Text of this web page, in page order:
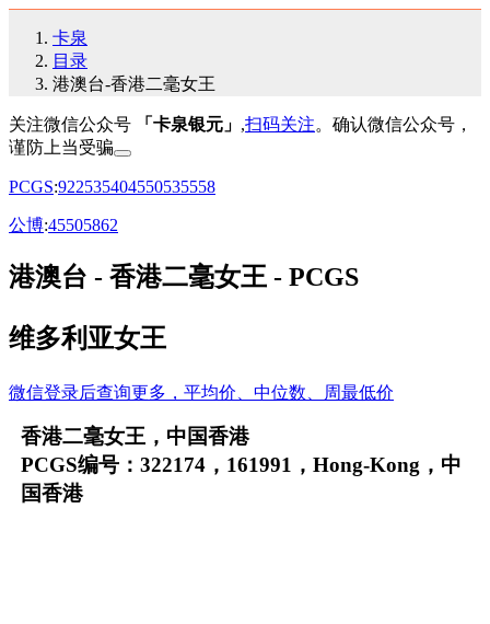
卡泉
目录
港澳台-香港二毫女王
关注微信公众号 「卡泉银元」 ,扫码关注。确认微信公众号，
谨防上当受骗
PCGS:922535404550535558
公博:45505862
港澳台 - 香港二毫女王 - PCGS
维多利亚女王
微信登录后查询更多，平均价、中位数、周最低价
香港二毫女王，中国香港
PCGS编号：322174，161991，Hong-Kong，中
国香港